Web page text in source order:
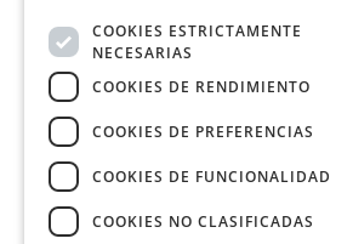
COOKIES ESTRICTAMENTE
NECESARIAS
COOKIES DE RENDIMIENTO
COOKIES DE PREFERENCIAS
COOKIES DE FUNCIONALIDAD
COOKIES NO CLASIFICADAS